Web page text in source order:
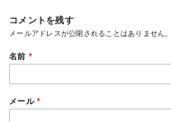
コメントを残す
メールアドレスが公開されることはありません。
名前 *
メール *